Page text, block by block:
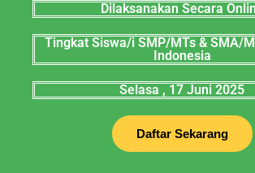
Dilaksanakan Secara
Tingkat Siswa/i SMP/MTs & SMA/
Indonesia
Selasa , 17 Juni 2025
Daftar Sekarang